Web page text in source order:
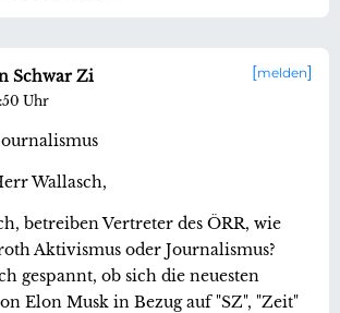
melden
Schwar Zi
Uhr
Wallasch,
betreiben Vertreter des ÖRR, wie
Aktivismus oder Journalismus?
gespannt, ob sich die neuesten
Elon Musk in Bezug auf "SZ", "Zeit"